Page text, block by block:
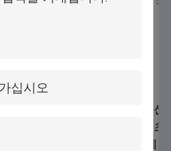
늄
자동 컴퓨터화된
속옷 브래시 티셔